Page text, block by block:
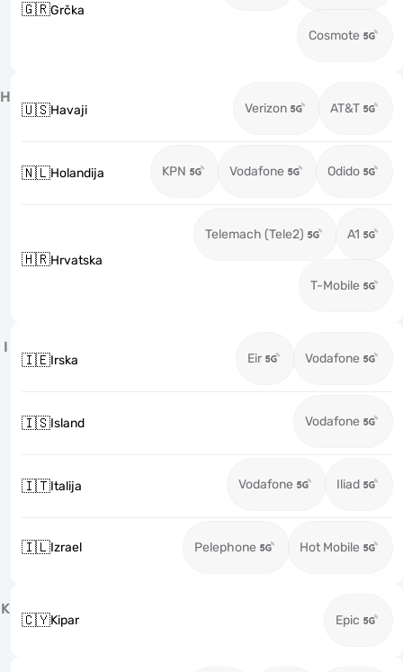
🇬🇷Grčka
Cosmote
H
🇺🇸Havaji Verizon AT&T
🇳🇱Holandija KPN Vodafone Odido
🇭🇷Hrvatska
Telemach (Tele2) A1
T-Mobile
I
🇮🇪Irska Eir Vodafone
🇮🇸Island Vodafone
🇮🇹Italija Vodafone Iliad
🇮🇱Izrael Pelephone Hot Mobile
K
🇨🇾Kipar Epic